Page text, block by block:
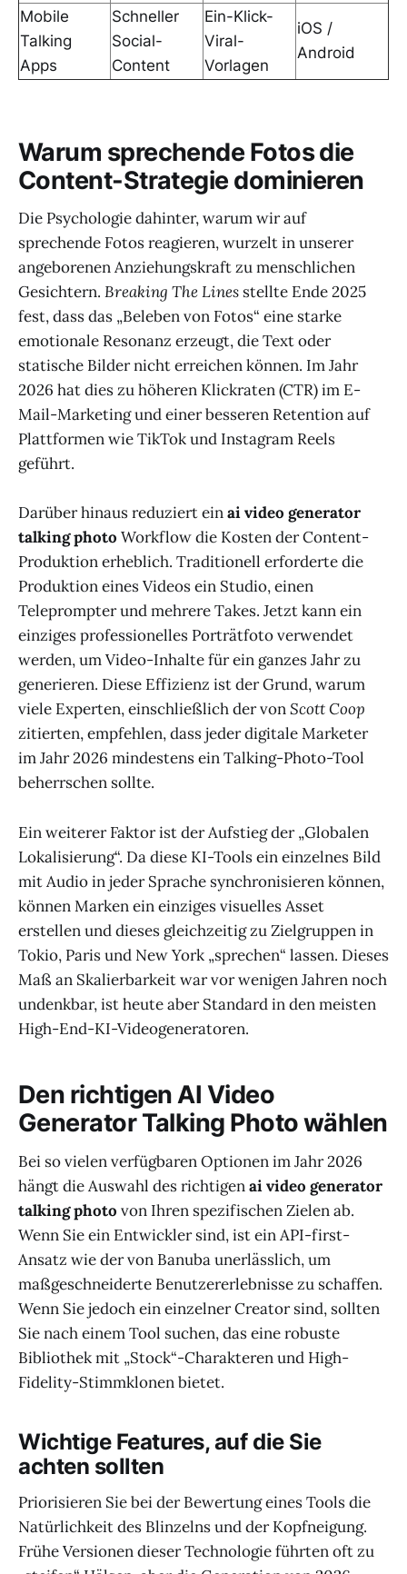
Mobile
Talking
Apps
Schneller
Social-
Content
Ein-Klick-
Viral-
Vorlagen
iOS /
Android
Warum sprechende Fotos die
Content-Strategie dominieren
Die Psychologie dahinter, warum wir auf
sprechende Fotos reagieren, wurzelt in unserer
angeborenen Anziehungskraft zu menschlichen
Gesichtern. Breaking The Lines stellte Ende 2025
fest, dass das „Beleben von Fotos“ eine starke
emotionale Resonanz erzeugt, die Text oder
statische Bilder nicht erreichen können. Im Jahr
2026 hat dies zu höheren Klickraten (CTR) im E-
Mail-Marketing und einer besseren Retention auf
Plattformen wie TikTok und Instagram Reels
geführt.
Darüber hinaus reduziert einai video generator
talking photo Workflow die Kosten der Content-
Produktion erheblich. Traditionell erforderte die
Produktion eines Videos ein Studio, einen
Teleprompter und mehrere Takes. Jetzt kann ein
einziges professionelles Porträtfoto verwendet
werden, um Video-Inhalte für ein ganzes Jahr zu
generieren. Diese Effizienz ist der Grund, warum
viele Experten, einschließlich der vonScott Coop
zitierten, empfehlen, dass jeder digitale Marketer
im Jahr 2026 mindestens ein Talking-Photo-Tool
beherrschen sollte.
Ein weiterer Faktor ist der Aufstieg der „Globalen
Lokalisierung“. Da diese KI-Tools ein einzelnes Bild
mit Audio in jeder Sprache synchronisieren können,
können Marken ein einziges visuelles Asset
erstellen und dieses gleichzeitig zu Zielgruppen in
Tokio, Paris und New York „sprechen“ lassen. Dieses
Maß an Skalierbarkeit war vor wenigen Jahren noch
undenkbar, ist heute aber Standard in den meisten
High-End-KI-Videogeneratoren.
Den richtigen AI Video
Generator Talking Photo wählen
Bei so vielen verfügbaren Optionen im Jahr 2026
hängt die Auswahl des richtigenai video generator
talking photo von Ihren spezifischen Zielen ab.
Wenn Sie ein Entwickler sind, ist ein API-first-
Ansatz wie der von Banuba unerlässlich, um
maßgeschneiderte Benutzererlebnisse zu schaffen.
Wenn Sie jedoch ein einzelner Creator sind, sollten
Sie nach einem Tool suchen, das eine robuste
Bibliothek mit „Stock“-Charakteren und High-
Fidelity-Stimmklonen bietet.
Wichtige Features, auf die Sie
achten sollten
Priorisieren Sie bei der Bewertung eines Tools die
Natürlichkeit des Blinzelns und der Kopfneigung.
Frühe Versionen dieser Technologie führten oft zu